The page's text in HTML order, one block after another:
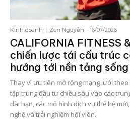
Kinh doanh Zen Nguyễn - 16/07/2026
CALIFORNIA FITNESS
chiến lược tái cấu trúc
hướng tới nền tảng
Thay vì ưu tiên mở rộng mạng lưới
tập trung đầu tư chiều sâu vào các
dài hạn, các mô hình dịch vụ thế hệ
nghệ và trải nghiệm hội viên.